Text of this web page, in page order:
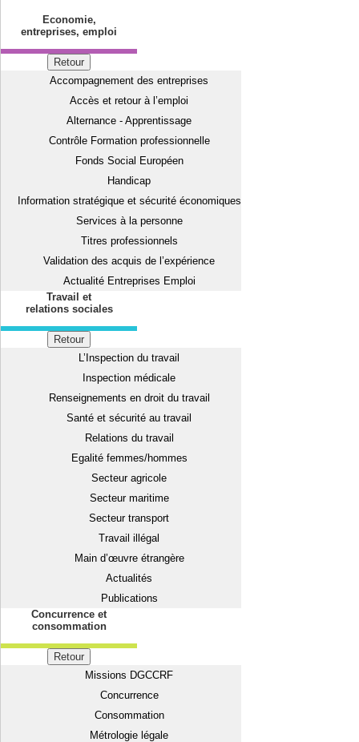
Economie,
entreprises, emploi
Retour
Accompagnement des entreprises
Accès et retour à l’emploi
Alternance - Apprentissage
Contrôle Formation professionnelle
Fonds Social Européen
Handicap
Information stratégique et sécurité économiques
Services à la personne
Titres professionnels
Validation des acquis de l’expérience
Actualité Entreprises Emploi
Travail et
relations sociales
Retour
L’Inspection du travail
Inspection médicale
Renseignements en droit du travail
Santé et sécurité au travail
Relations du travail
Egalité femmes/hommes
Secteur agricole
Secteur maritime
Secteur transport
Travail illégal
Main d’œuvre étrangère
Actualités
Publications
Concurrence et
consommation
Retour
Missions DGCCRF
Concurrence
Consommation
Métrologie légale